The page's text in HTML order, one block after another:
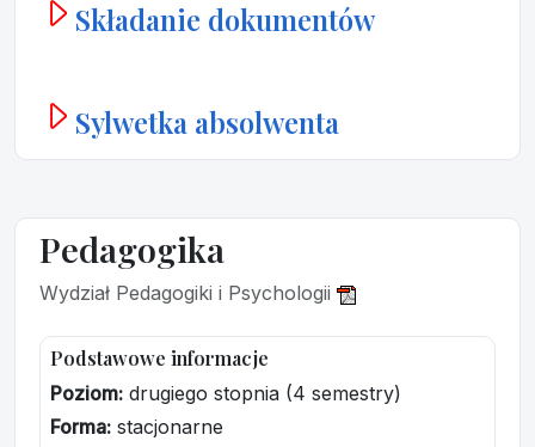
Składanie dokumentów
Sylwetka absolwenta
Pedagogika
Wydział Pedagogiki i Psychologii
Podstawowe informacje
Poziom: drugiego stopnia (4 semestry)
Forma: stacjonarne